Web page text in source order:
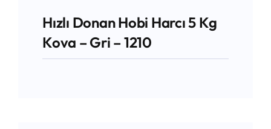
Hızlı Donan Hobi Harcı 5 Kg
Kova – Gri – 1210